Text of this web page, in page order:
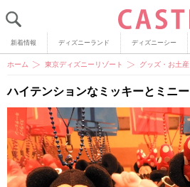
新着情報 ディズニーランド ディズニーシー
ホーム 東京ディズニーリゾート グッズ・お土産
ハイテンションなミッキーとミニー